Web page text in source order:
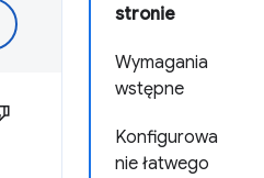
stronie
Wymagania
wstępne
Konfigurowa
nie łatwego